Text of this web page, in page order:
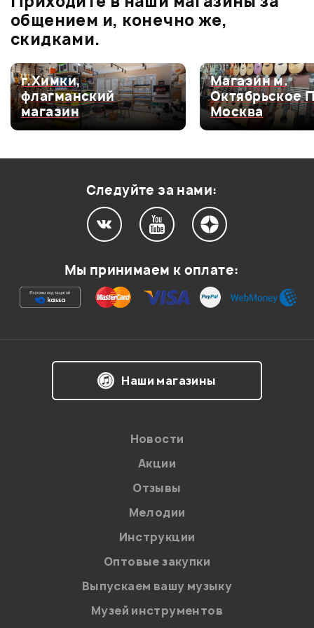
4.8
Оценка5
80%
Оценка4
20%
Оценка3
0
0
Для небольшой реп точки подойдёт?
Гость 22.02.2012
Здравствуйте! Если играть с баранами - то
скорее всего будет слабоват. Для работы с живой
ударной установкой необходимо около 150-200Вт.
не подскажите есть ли этот бас кобик в московских
примерно через1 -2 недели !
общением и, конечно же,
скидками.
г.Химки,
флагманский
магазин
Магазин м.
Октябрьское
Москва
Следуйте за нами:
Мы принимаем к оплате:
Наши магазины
Новости
Акции
Отзывы
Мелодии
Инструкции
Оптовые закупки
Выпускаем вашу музыку
Музей инструментов